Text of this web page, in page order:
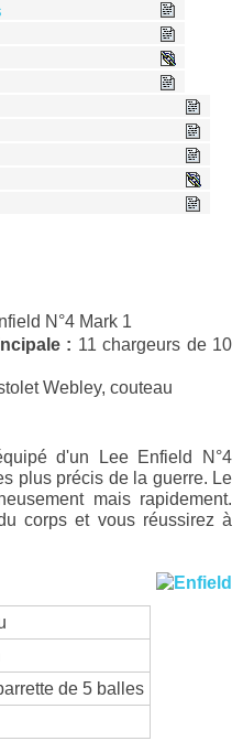
N°4 Mark 1
: 11 chargeurs de 10
Webley, couteau
plus précis de la guerre. Le
mais rapidement.
corps et vous réussirez à
de 5 balles